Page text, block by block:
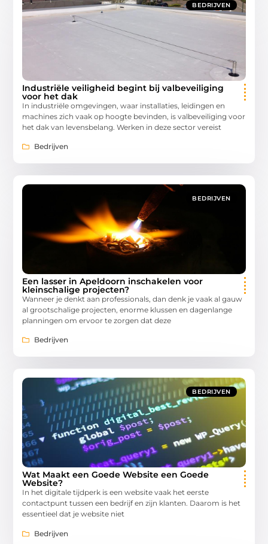
BEDRIJVEN
Industriële veiligheid begint bij valbeveiliging
voor het dak
In industriële omgevingen, waar installaties, leidingen en
machines zich vaak op hoogte bevinden, is valbeveiliging voor
het dak van levensbelang. Werken in deze sector vereist
Bedrijven
BEDRIJVEN
Een lasser in Apeldoorn inschakelen voor
kleinschalige projecten?
Wanneer je denkt aan professionals, dan denk je vaak al gauw
al grootschalige projecten, enorme klussen en dagenlange
planningen om ervoor te zorgen dat deze
Bedrijven
BEDRIJVEN
Wat Maakt een Goede Website een Goede
Website?
In het digitale tijdperk is een website vaak het eerste
contactpunt tussen een bedrijf en zijn klanten. Daarom is het
essentieel dat je website niet
Bedrijven